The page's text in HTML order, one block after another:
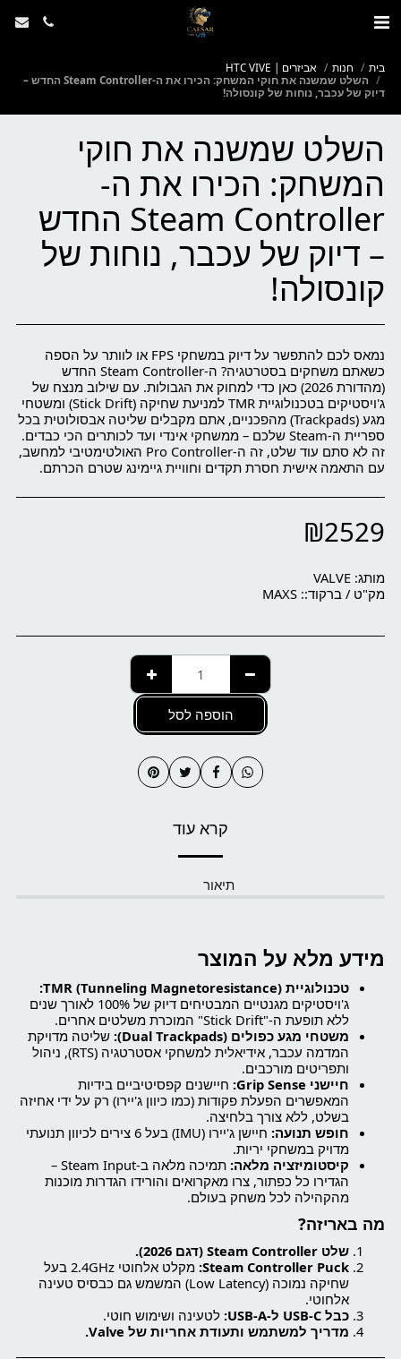
בית חנות
אביזרים | HTC VIVE
השלט שמשנה את חוקי המשחק: הכירו את ה-Steam Controller החדש –
דיוק של עכבר, נוחות של קונסולה!
השלט שמשנה את חוקי
המשחק: הכירו את ה-
Steam Controller החדש
– דיוק של עכבר, נוחות של
קונסולה!
נמאס לכם להתפשר על דיוק במשחקי FPS או לוותר על הספה
כשאתם משחקים בסטרטגיה? ה-Steam Controller החדש
(מהדורת 2026) כאן כדי למחוק את הגבולות. עם שילוב מנצח של
ג'ויסטיקים בטכנולוגיית TMR למניעת שחיקה (Stick Drift) ומשטחי
מגע (Trackpads) מהפכניים, אתם מקבלים שליטה אבסולוטית בכל
ספריית ה-Steam שלכם – ממשחקי אינדי ועד לכותרים הכי כבדים.
זה לא סתם עוד שלט, זה ה-Pro Controller האולטימטיבי למחשב,
עם התאמה אישית חסרת תקדים וחוויית גיימינג שטרם הכרתם.
₪2529
מותג: VALVE
מק"ט / ברקוד:: MAXS
הוספה לסל
קרא עוד
תיאור
מידע מלא על המוצר
טכנולוגיית TMR (Tunneling Magnetoresistance):
ג'ויסטיקים מגנטיים המבטיחים דיוק של 100% לאורך שנים
ללא תופעת ה-"Stick Drift" המוכרת משלטים אחרים.
משטחי מגע כפולים (Dual Trackpads):
שליטה מדויקת
המדמה עכבר, אידיאלית למשחקי אסטרטגיה (RTS), ניהול
ותפריטים מורכבים.
חיישני Grip Sense:
חיישנים קפסיטיביים בידיות
המאפשרים הפעלת פקודות (כמו כיוון ג'יירו) רק על ידי אחיזה
בשלט, ללא צורך בלחיצה.
חופש תנועה:
חיישן ג'יירו (IMU) בעל 6 צירים לכיוון תנועתי
מדויק במשחקי יריות.
קיסטומיזציה מלאה:
תמיכה מלאה ב-Steam Input –
הגדירו כל כפתור, צרו מאקרואים והורידו הגדרות מוכנות
מהקהילה לכל משחק בעולם.
מה באריזה?
שלט Steam Controller (דגם 2026).
Steam Controller Puck:
מקלט אלחוטי 2.4GHz בעל
שחיקה נמוכה (Low Latency) המשמש גם כבסיס טעינה
אלחוטי.
כבל USB-C ל-USB-A:
לטעינה ושימוש חוטי.
מדריך למשתמש ותעודת אחריות של Valve.